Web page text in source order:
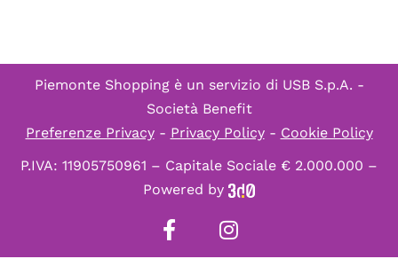
Piemonte Shopping è un servizio di USB S.p.A. -
Società Benefit
Preferenze Privacy- Privacy Policy- Cookie Policy
P.IVA: 11905750961 – Capitale Sociale € 2.000.000 –
Powered by